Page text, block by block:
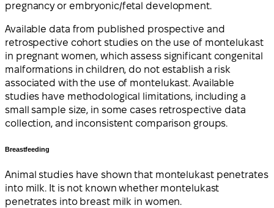
pregnancy or embryonic/fetal development.
Available data from published prospective and
retrospective cohort studies on the use of montelukast
in pregnant women, which assess significant congenital
malformations in children, do not establish a risk
associated with the use of montelukast. Available
studies have methodological limitations, including a
small sample size, in some cases retrospective data
collection, and inconsistent comparison groups.
Breastfeeding
Animal studies have shown that montelukast penetrates
into milk. It is not known whether montelukast
penetrates into breast milk in women.